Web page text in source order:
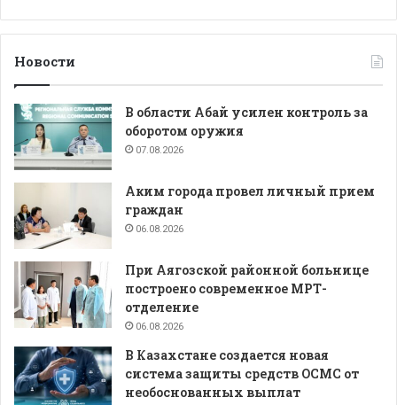
Новости
В области Абай усилен контроль за
оборотом оружия
07.08.2026
Аким города провел личный прием
граждан
06.08.2026
При Аягозской районной больнице
построено современное МРТ-
отделение
06.08.2026
В Казахстане создается новая
система защиты средств ОСМС от
необоснованных выплат